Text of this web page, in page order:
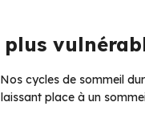
cycles de sommeil
place à un